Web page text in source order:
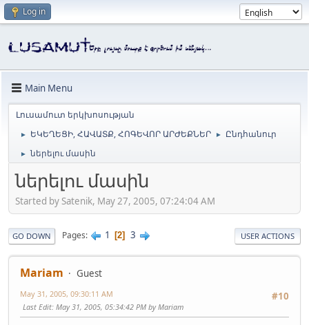
Log in
Main Menu
Լուսամուտ երկխոսության
► ԵԿԵՂԵՑԻ, ՀԱՎԱՏՔ, ՀՈԳԵՎՈՐ ԱՐԺԵՔՆԵՐ ► Ընդհանուր
► ներելու մասին
ներելու մասին
Started by Satenik, May 27, 2005, 07:24:04 AM
GO DOWN Pages 1 2 3 USER ACTIONS
Mariam
Guest
#10
May 31, 2005, 09:30:11 AM
Last Edit: May 31, 2005, 05:34:42 PM by Mariam